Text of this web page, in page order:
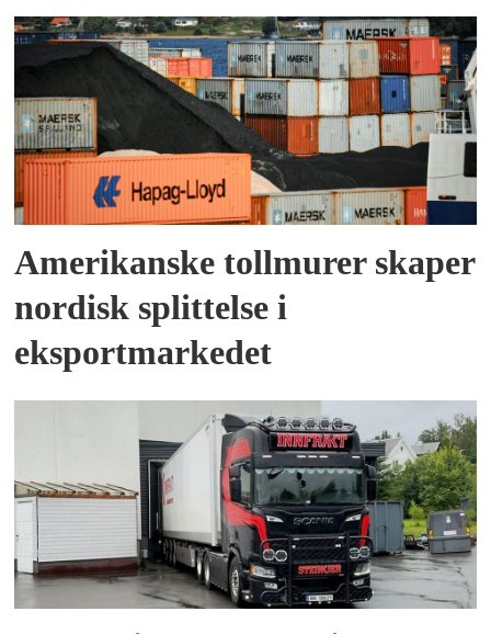
Amerikanske tollmurer skaper
nordisk splittelse i
eksportmarkedet